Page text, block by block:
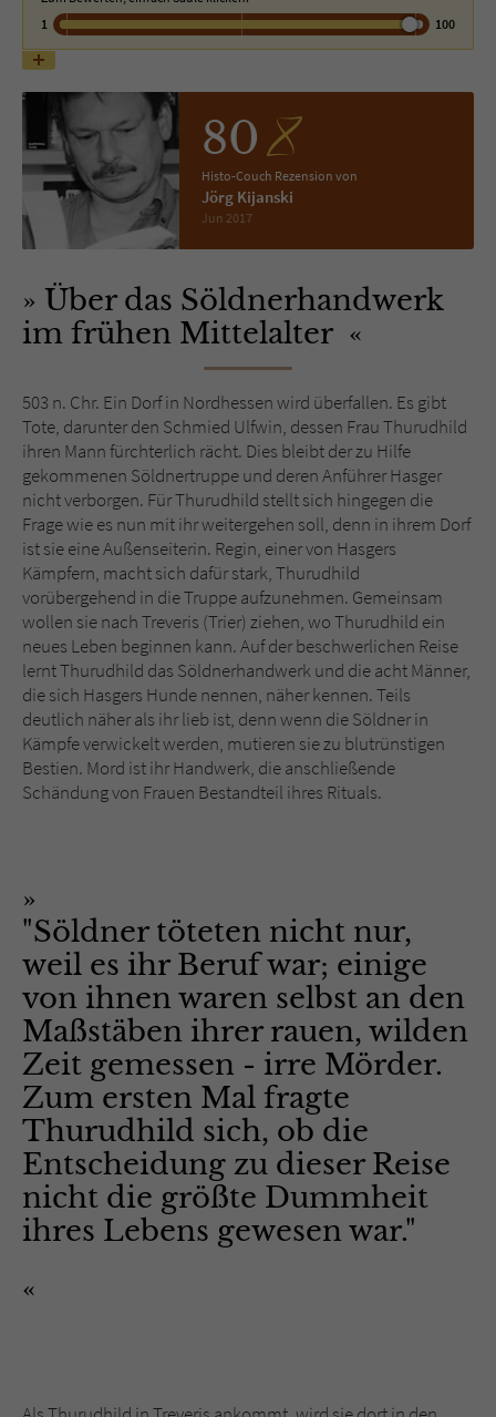
1
100
80
Histo-Couch Rezension von
Jörg Kijanski
Jun 2017
Über das Söldnerhandwerk
im frühen Mittelalter
503 n. Chr. Ein Dorf in Nordhessen wird überfallen. Es gibt
Tote, darunter den Schmied Ulfwin, dessen Frau Thurudhild
ihren Mann fürchterlich rächt. Dies bleibt der zu Hilfe
gekommenen Söldnertruppe und deren Anführer Hasger
nicht verborgen. Für Thurudhild stellt sich hingegen die
Frage wie es nun mit ihr weitergehen soll, denn in ihrem Dorf
ist sie eine Außenseiterin. Regin, einer von Hasgers
Kämpfern, macht sich dafür stark, Thurudhild
vorübergehend in die Truppe aufzunehmen. Gemeinsam
wollen sie nach Treveris (Trier) ziehen, wo Thurudhild ein
neues Leben beginnen kann. Auf der beschwerlichen Reise
lernt Thurudhild das Söldnerhandwerk und die acht Männer,
die sich Hasgers Hunde nennen, näher kennen. Teils
deutlich näher als ihr lieb ist, denn wenn die Söldner in
Kämpfe verwickelt werden, mutieren sie zu blutrünstigen
Bestien. Mord ist ihr Handwerk, die anschließende
Schändung von Frauen Bestandteil ihres Rituals.
"Söldner töteten nicht nur,
weil es ihr Beruf war; einige
von ihnen waren selbst an den
Maßstäben ihrer rauen, wilden
Zeit gemessen - irre Mörder.
Zum ersten Mal fragte
Thurudhild sich, ob die
Entscheidung zu dieser Reise
nicht die größte Dummheit
ihres Lebens gewesen war."
Name tx_pwcomments_ahash
Anbieter Literatur-Couch Medien GmbH & Co. KG
Laufzeit 1 Jahr
Zweck Cookie für Kommentare einzelner Buchtitel
Name
Anbieter Literatur-Couch Medien GmbH & Co. KG
Zweck
Dieses Cookie gewährleistet die
Kommunikation der Webseite mit dem
Benutzer. Es wird benötigt um z. B. den
Sicherheitscode des Kontaktformulars zu
überprüfen.